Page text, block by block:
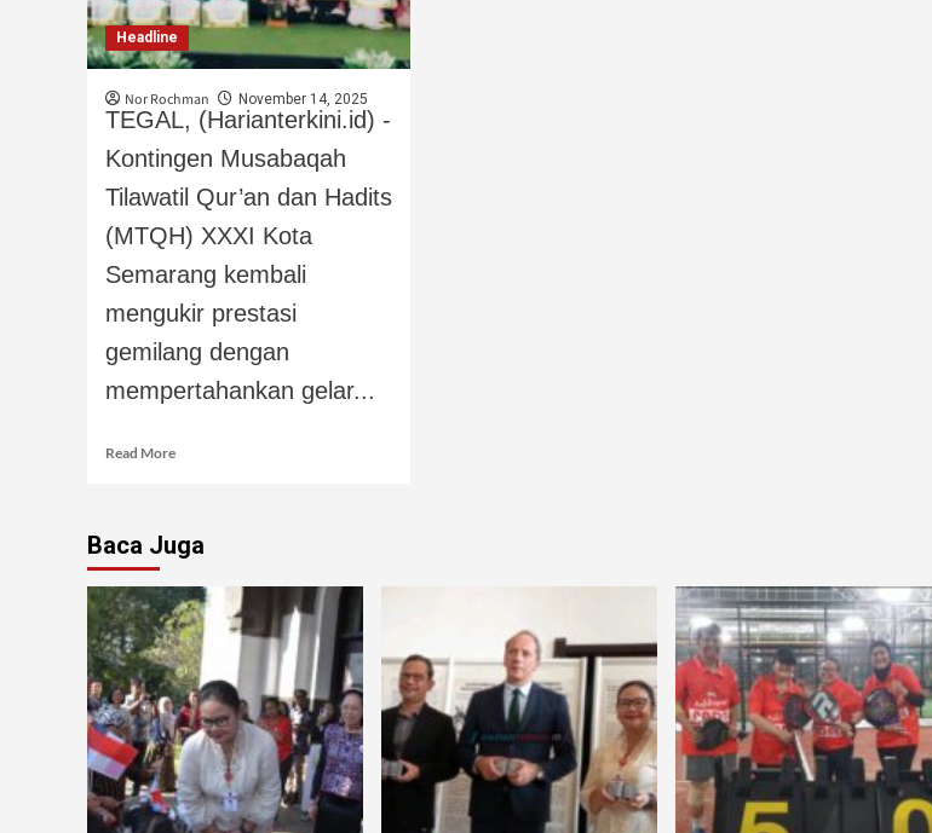
Headline
Nor Rochman November 14, 2025
TEGAL, (Harianterkini.id) -
Kontingen Musabaqah
Tilawatil Qur’an dan Hadits
(MTQH) XXXI Kota
Semarang kembali
mengukir prestasi
gemilang dengan
mempertahankan gelar...
Read More
Baca Juga